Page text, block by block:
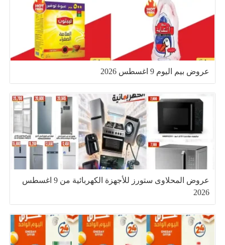
عروض بيم اليوم 9 اغسطس 2026
عروض المحلاوى ستورز للأجهزة الكهربائية من 9 اغسطس
2026